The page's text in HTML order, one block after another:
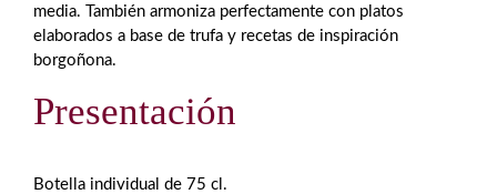
media. También armoniza perfectamente con platos
elaborados a base de trufa y recetas de inspiración
borgoñona.
Presentación
Botella individual de 75 cl.